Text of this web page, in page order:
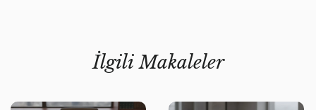
İlgili Makaleler